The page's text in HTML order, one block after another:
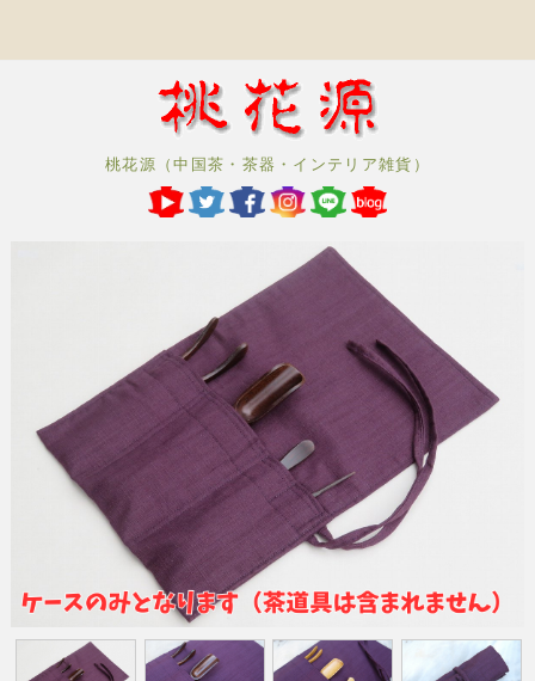
桃花源（中国茶・茶器・インテリア雑貨）